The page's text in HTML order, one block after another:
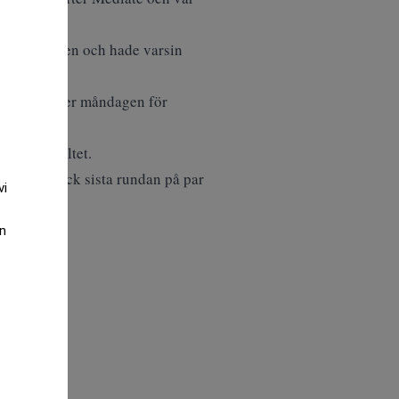
situationen och hade varsin
under måndagen för
i startfältet.
som gick sista rundan på par